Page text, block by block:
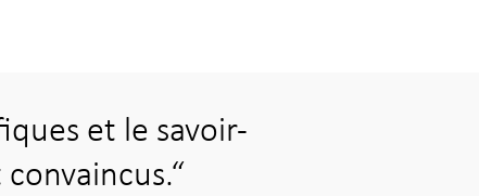
et le savoir-